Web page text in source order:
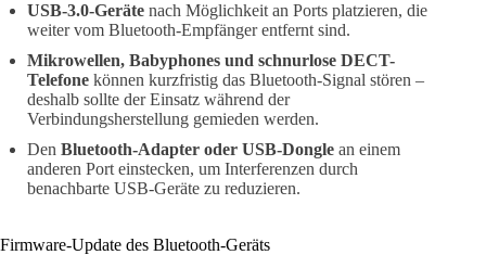
USB-3.0-Geräte nach Möglichkeit an Ports platzieren, die
weiter vom Bluetooth-Empfänger entfernt sind.
Mikrowellen, Babyphones und schnurlose DECT-
Telefone können kurzfristig das Bluetooth-Signal stören –
deshalb sollte der Einsatz während der
Verbindungsherstellung gemieden werden.
Den Bluetooth-Adapter oder USB-Dongle an einem
anderen Port einstecken, um Interferenzen durch
benachbarte USB-Geräte zu reduzieren.
Firmware-Update des Bluetooth-Geräts